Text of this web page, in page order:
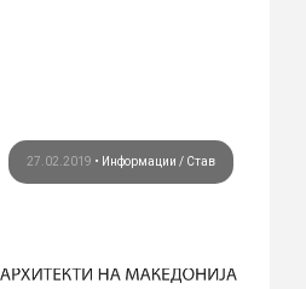
27.02.2019 • Информации Став